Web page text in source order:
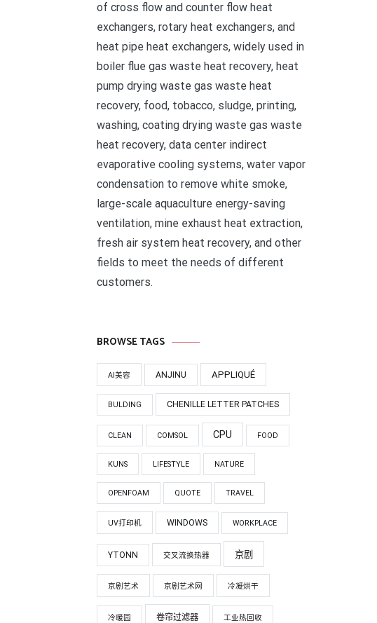
of cross flow and counter flow heat
exchangers, rotary heat exchangers, and
heat pipe heat exchangers, widely used in
boiler flue gas waste heat recovery, heat
pump drying waste gas waste heat
recovery, food, tobacco, sludge, printing,
washing, coating drying waste gas waste
heat recovery, data center indirect
evaporative cooling systems, water vapor
condensation to remove white smoke,
large-scale aquaculture energy-saving
ventilation, mine exhaust heat extraction,
fresh air system heat recovery, and other
fields to meet the needs of different
customers.
BROWSE TAGS
AI美容 ANJINU APPLIQUÉ
BULDING CHENILLE LETTER PATCHES
CLEAN COMSOL CPU FOOD
KUNS LIFESTYLE NATURE
OPENFOAM QUOTE TRAVEL
UV打印机 WINDOWS WORKPLACE
YTONN 交叉流换热器 京剧
京剧艺术 京剧艺术网 冷凝烘干
冷暖园 卷帘过滤器 工业热回收